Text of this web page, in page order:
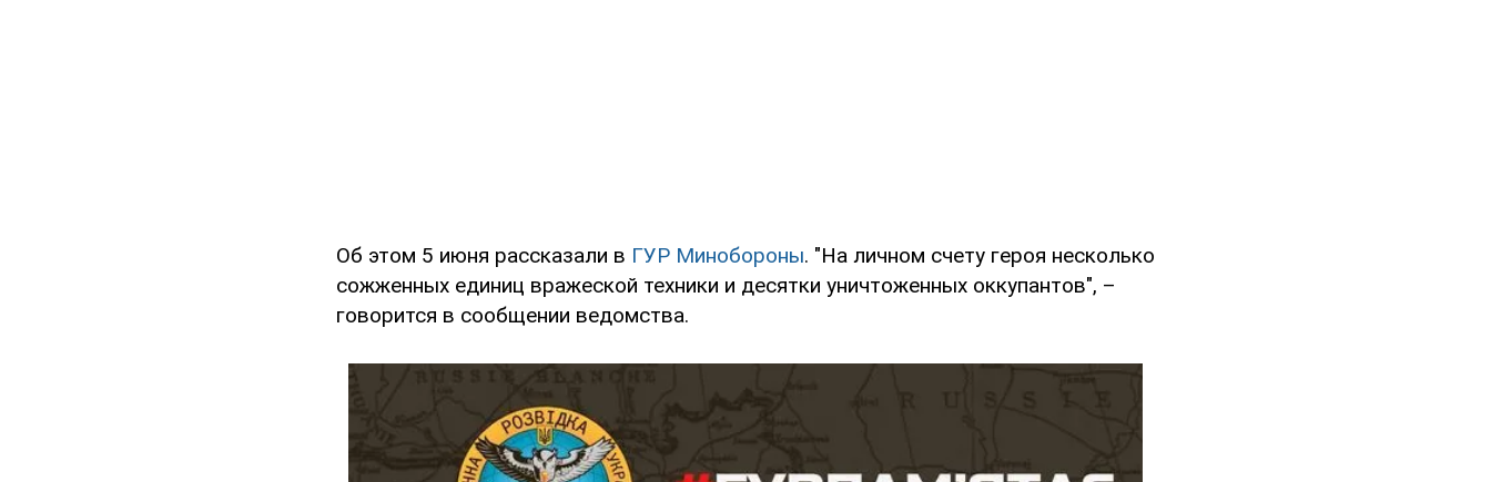
Об этом 5 июня рассказали в ГУР Минобороны. "На личном счету героя несколько
сожженных единиц вражеской техники и десятки уничтоженных оккупантов", –
говорится в сообщении ведомства.